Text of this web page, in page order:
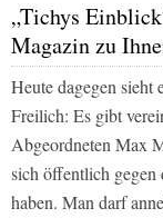
„Tichys
Magazin zu
Heute dagegen sieht
Freilich: Es gibt
Abgeordneten Max
sich öffentlich gegen
haben. Man darf